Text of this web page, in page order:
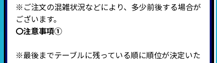
※ご注文の混雑状況などにより、多少前後する場合が
ございます。
〇注意事項①
※最後までテーブルに残っている順に順位が決定いた